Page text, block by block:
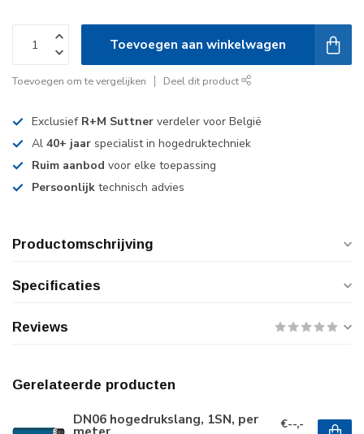
Toevoegen aan winkelwagen
Toevoegen om te vergelijken Deel dit product
Exclusief R+M Suttner verdeler voor België
Al 40+ jaar specialist in hogedruktechniek
Ruim aanbod voor elke toepassing
Persoonlijk technisch advies
Productomschrijving
Specificaties
Reviews
Gerelateerde producten
DN06 hogedrukslang, 1SN, per
€--,-